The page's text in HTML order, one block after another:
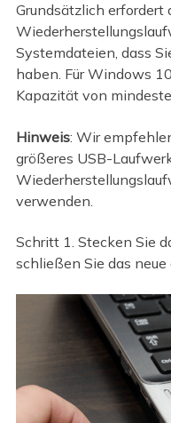
Grundsätzlich erfordert
Systemdateien, dass
haben. Für Windows
Kapazität von
Hinweis: Wir
größeres USB-
verwenden.
Schritt 1. Stecken Sie
schließen Sie das